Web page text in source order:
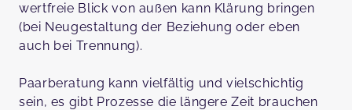
wertfreie Blick von außen kann Klärung bringen
(bei Neugestaltung der Beziehung oder eben
auch bei Trennung).
Paarberatung kann vielfältig und vielschichtig
sein, es gibt Prozesse die längere Zeit brauchen